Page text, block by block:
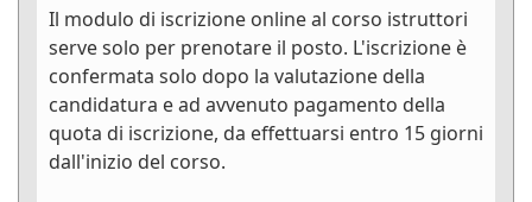
Il modulo di iscrizione online al corso istruttori
serve solo per prenotare il posto. L'iscrizione è
confermata solo dopo la valutazione della
candidatura e ad avvenuto pagamento della
quota di iscrizione, da effettuarsi entro 15 giorni
dall'inizio del corso.